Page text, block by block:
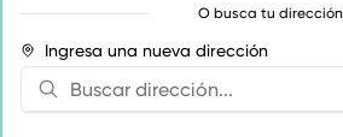
Iniciar sesión
O busca tu dirección
Ingresa una nueva dirección